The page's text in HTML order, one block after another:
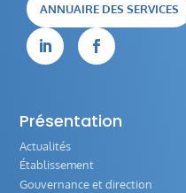
ANNUAIRE DES SERVICES
 
Présentation
Actualités
Établissement
Gouvernance et direction